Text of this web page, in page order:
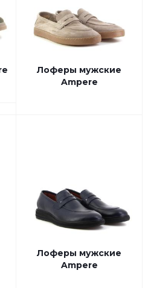
Лоферы мужские
Ampere
Лоферы мужские
Ampere